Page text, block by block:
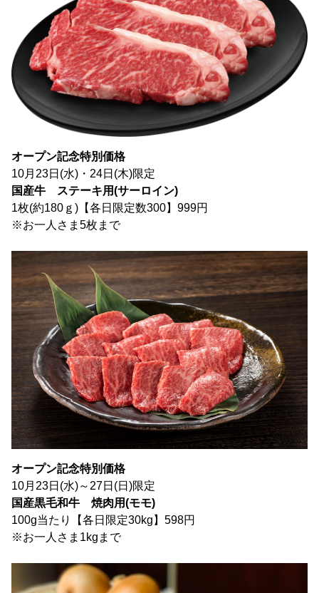
オープン記念特別価格
10月23日(水)・24日(木)限定
国産牛 ステーキ用(サーロイン)
1枚(約180ｇ)【各日限定数300】999円
※お一人さま5枚まで
オープン記念特別価格
10月23日(水)～27日(日)限定
国産黒毛和牛 焼肉用(モモ)
100g当たり【各日限定30kg】598円
※お一人さま1kgまで